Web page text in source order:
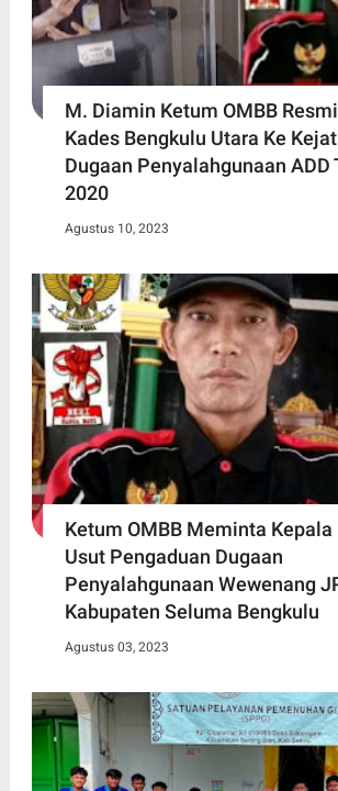
M. Diamin Ketum OMBB
Kades Bengkulu Utara Ke
Dugaan Penyalahgunaan ADD
2020
Agustus 10, 2023
Ketum OMBB Meminta Kepala
Usut Pengaduan Dugaan
Penyalahgunaan Wewenang
Kabupaten Seluma Bengkulu
Agustus 03, 2023